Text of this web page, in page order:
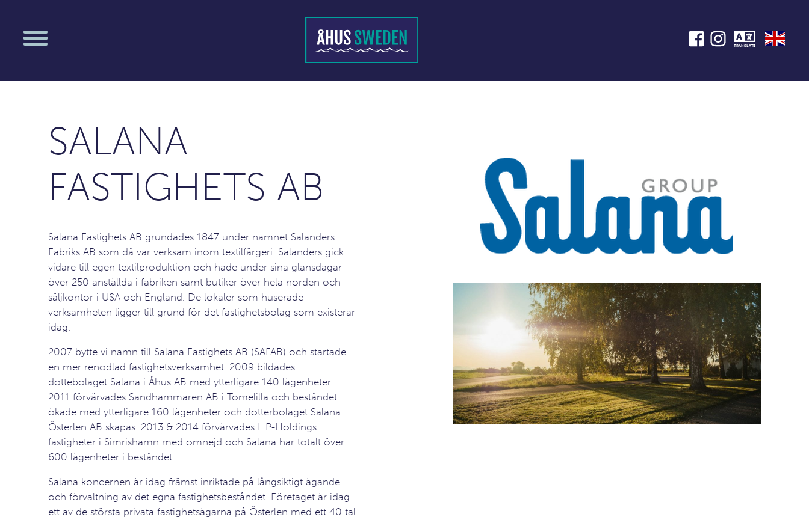
TRANSLATE
SALANA
FASTIGHETS AB
Salana Fastighets AB grundades 1847 under namnet Salanders
Fabriks AB som då var verksam inom textilfärgeri. Salanders gick
vidare till egen textilproduktion och hade under sina glansdagar
över 250 anställda i fabriken samt butiker över hela norden och
säljkontor i USA och England. De lokaler som huserade
verksamheten ligger till grund för det fastighetsbolag som existerar
idag.
2007 bytte vi namn till Salana Fastighets AB (SAFAB) och startade
en mer renodlad fastighetsverksamhet. 2009 bildades
dottebolaget Salana i Åhus AB med ytterligare 140 lägenheter.
2011 förvärvades Sandhammaren AB i Tomelilla och beståndet
ökade med ytterligare 160 lägenheter och dotterbolaget Salana
Österlen AB skapas. 2013 & 2014 förvärvades HP-Holdings
fastigheter i Simrishamn med omnejd och Salana har totalt över
600 lägenheter i beståndet.
Salana koncernen är idag främst inriktade på långsiktigt ägande
och förvaltning av det egna fastighetsbeståndet. Företaget är idag
ett av de största privata fastighetsägarna på Österlen med ett 40 tal